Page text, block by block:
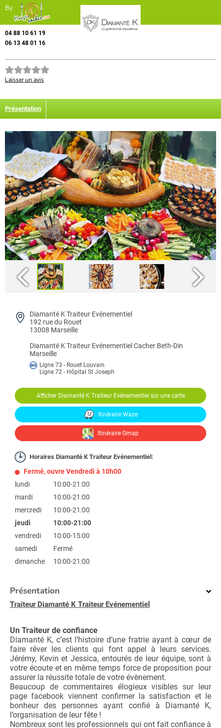
By
04 88 10 61 19
06 13 48 01 16
Laisser un avis
Présentation
Diamanté K Traiteur Evénementiel
192 rue du Rouet
13008 Marseille
Diamanté K Traiteur EvénementielCacher Beth-Din
Marseille
Ligne 73 - Rouet Louvain
Ligne 72 - Hôpital St Joseph
Afficher Diamanté K Traiteur Evénementiel sur une carte
Itinéraire Waze
Itinéraire Gmap
Horaires Diamanté K Traiteur Evénementiel:
Fermé, ouvre Vendredi à 10h00
lundi
10:00-21:00
mardi
10:00-21:00
mercredi
10:00-21:00
jeudi
10:00-21:00
vendredi
10:00-15:00
samedi
Fermé
dimanche
10:00-21:00
Présentation
Traiteur Diamanté K Traiteur Evénementiel
Un Traiteur de confiance
Diamanté K, c’est l’histoire d’une fratrie ayant à cœur de
faire rêver les clients qui font appel à leurs services.
Jérémy, Kevin et Jessica, entourés de leur équipe, sont à
votre écoute et en même temps force de proposition pour
assurer la réussite totale de votre évènement.
Beaucoup de commentaires élogieux visibles sur leur
page facebook viennent confirmer la satisfaction et le
bonheur des personnes ayant confié à Diamanté K,
l’organisation de leur fête !
Nombreux sont les professionnels qui ont fait confiance à